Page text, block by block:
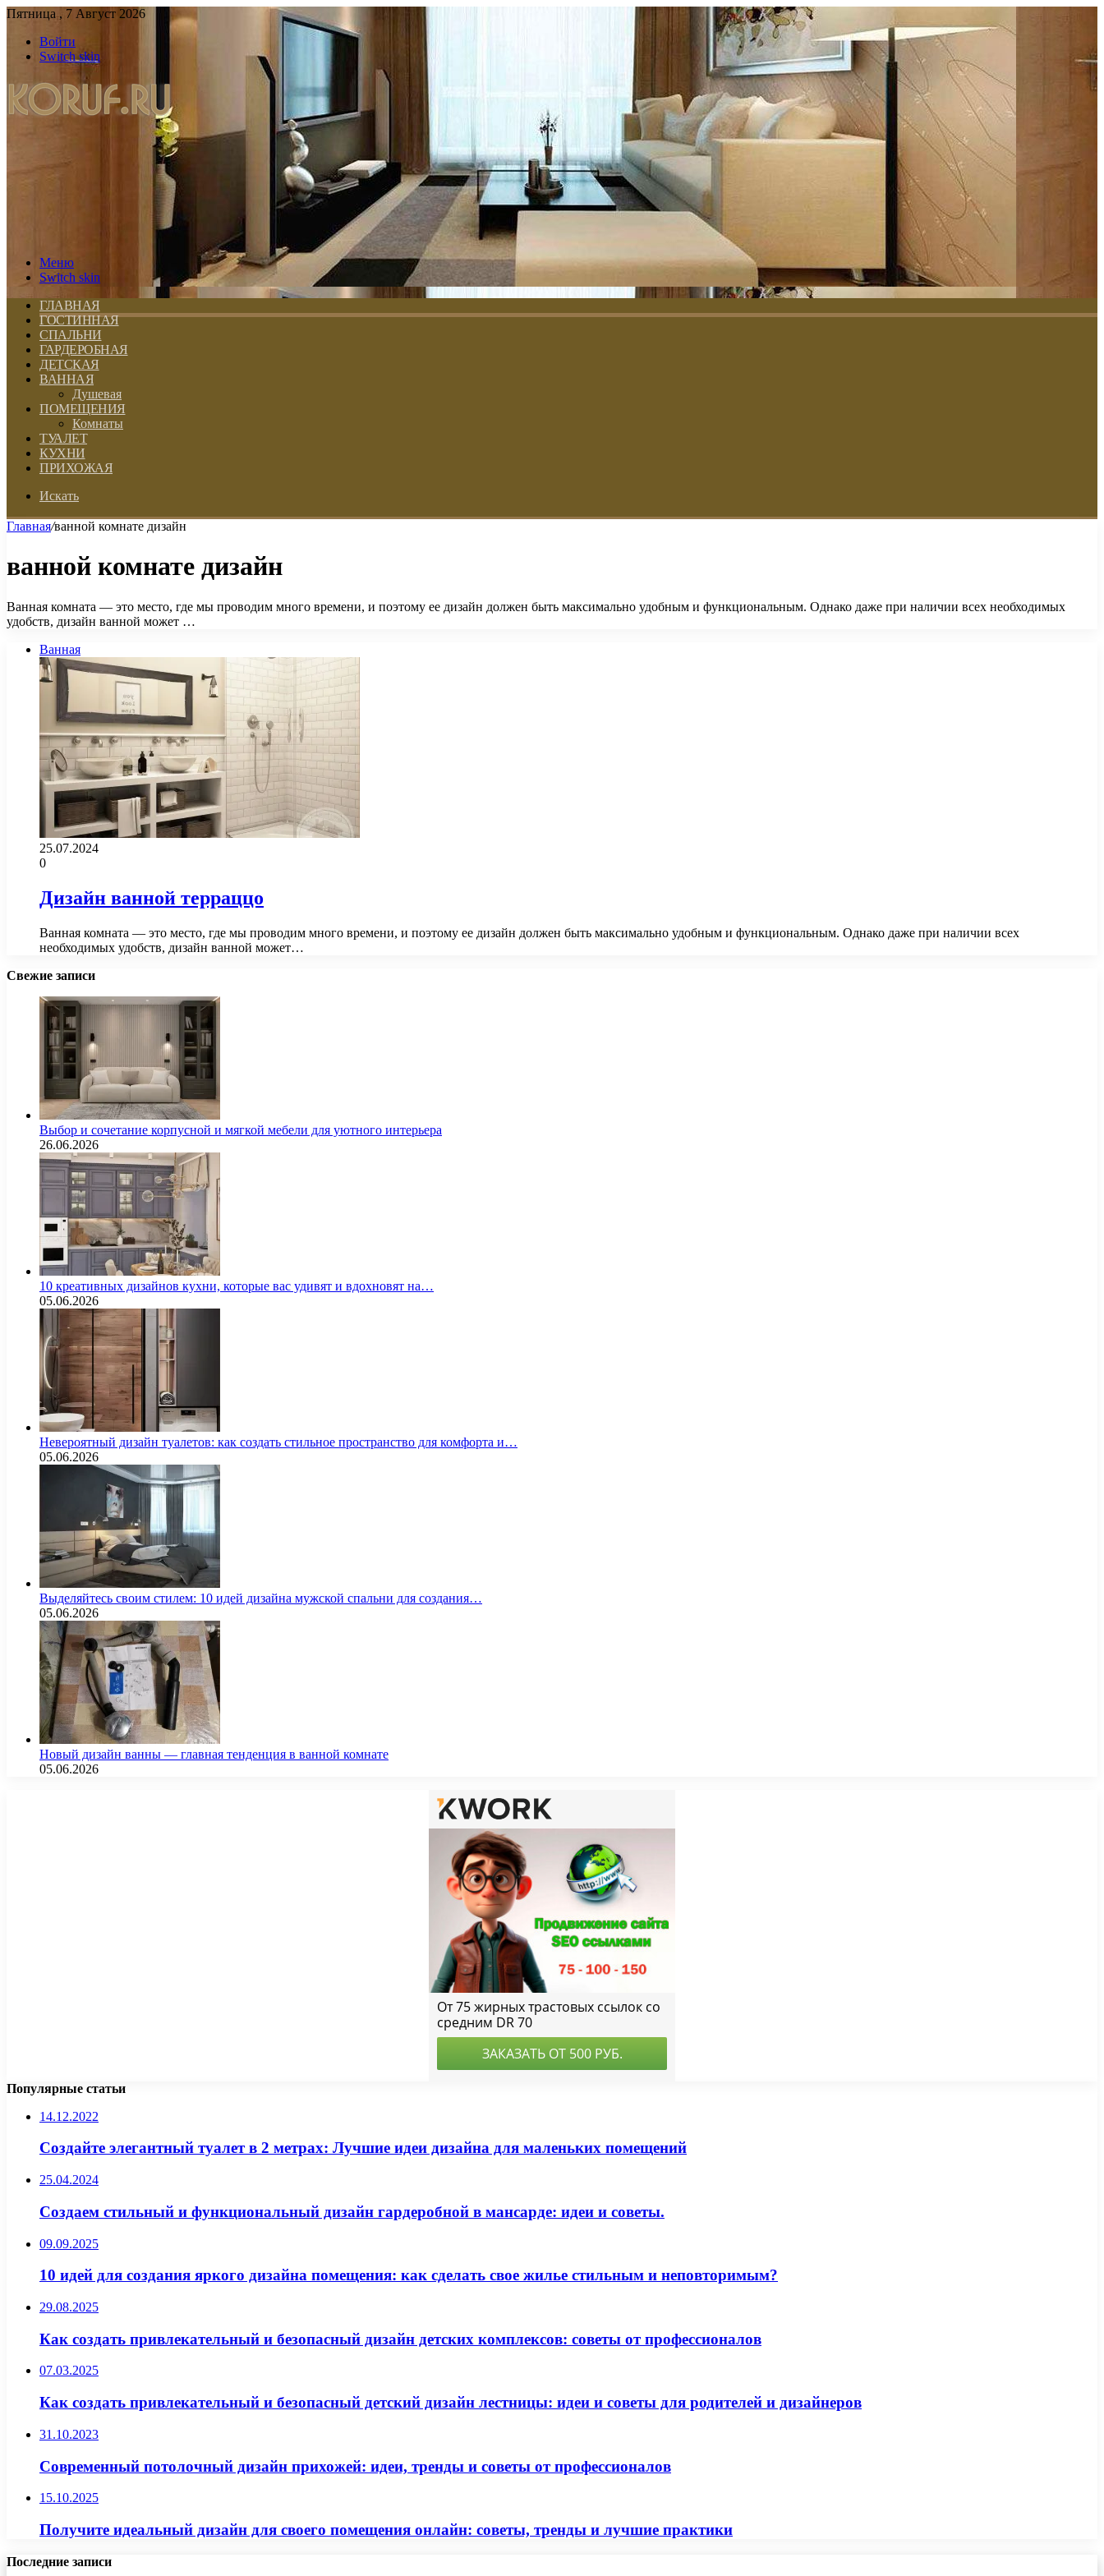
Пятница , 7 Август 2026
Войти
Switch skin
Меню
Switch skin
ГЛАВНАЯ
ГОСТИННАЯ
СПАЛЬНИ
ГАРДЕРОБНАЯ
ДЕТСКАЯ
ВАННАЯ
Душевая
ПОМЕЩЕНИЯ
Комнаты
ТУАЛЕТ
КУХНИ
ПРИХОЖАЯ
Искать
Главная/ванной комнате дизайн
ванной комнате дизайн
Ванная комната — это место, где мы проводим много времени, и поэтому ее дизайн должен быть максимально удобным и функциональным. Однако даже при наличии всех необходимых
удобств, дизайн ванной может …
Ванная
25.07.2024
0
Дизайн ванной терраццо
Ванная комната — это место, где мы проводим много времени, и поэтому ее дизайн должен быть максимально удобным и функциональным. Однако даже при наличии всех
необходимых удобств, дизайн ванной может…
Свежие записи
Выбор и сочетание корпусной и мягкой мебели для уютного интерьера
26.06.2026
10 креативных дизайнов кухни, которые вас удивят и вдохновят на…
05.06.2026
Невероятный дизайн туалетов: как создать стильное пространство для комфорта и…
05.06.2026
Выделяйтесь своим стилем: 10 идей дизайна мужской спальни для создания…
05.06.2026
Новый дизайн ванны — главная тенденция в ванной комнате
05.06.2026
Популярные статьи
14.12.2022
Создайте элегантный туалет в 2 метрах: Лучшие идеи дизайна для маленьких помещений
25.04.2024
Создаем стильный и функциональный дизайн гардеробной в мансарде: идеи и советы.
09.09.2025
10 идей для создания яркого дизайна помещения: как сделать свое жилье стильным и неповторимым?
29.08.2025
Как создать привлекательный и безопасный дизайн детских комплексов: советы от профессионалов
07.03.2025
Как создать привлекательный и безопасный детский дизайн лестницы: идеи и советы для родителей и дизайнеров
31.10.2023
Современный потолочный дизайн прихожей: идеи, тренды и советы от профессионалов
15.10.2025
Получите идеальный дизайн для своего помещения онлайн: советы, тренды и лучшие практики
Последние записи